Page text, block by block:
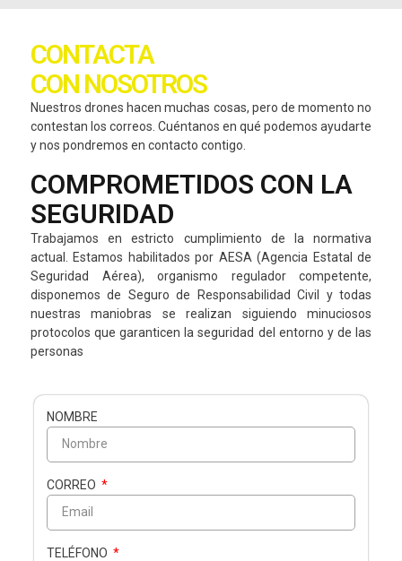
CONTACTA
CON NOSOTROS
Nuestros drones hacen muchas cosas, pero de momento no
contestan los correos. Cuéntanos en qué podemos ayudarte
y nos pondremos en contacto contigo.
COMPROMETIDOS CON LA
SEGURIDAD
Trabajamos en estricto cumplimiento de la normativa
actual. Estamos habilitados por AESA (Agencia Estatal de
Seguridad Aérea), organismo regulador competente,
disponemos de Seguro de Responsabilidad Civil y todas
nuestras maniobras se realizan siguiendo minuciosos
protocolos que garanticen la seguridad del entorno y de las
personas
NOMBRE
CORREO
TELÉFONO